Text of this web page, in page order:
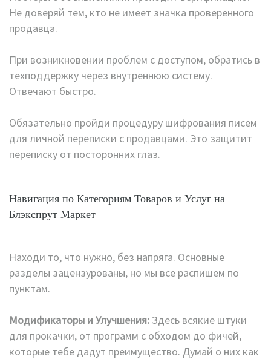
Не доверяй тем, кто не имеет значка проверенного
продавца.
При возникновении проблем с доступом, обратись в
техподдержку через внутреннюю систему.
Отвечают быстро.
Обязательно пройди процедуру шифрования писем
для личной переписки с продавцами. Это защитит
переписку от посторонних глаз.
Навигация по Категориям Товаров и Услуг на
Блэкспрут Маркет
Находи то, что нужно, без напряга. Основные
разделы зацензурованы, но мы все распишем по
пунктам.
Модификаторы и Улучшения:Здесь всякие штуки
для прокачки, от программ с обходом до фичей,
которые тебе дадут преимущество. Думай о них как